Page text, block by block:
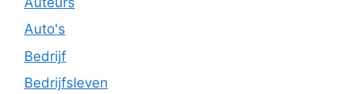
Auto's
Bedrijf
Bedrijfsleven